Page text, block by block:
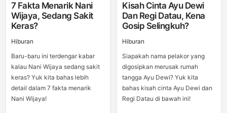
7 Fakta Menarik Nani
Wijaya, Sedang Sakit
Keras?
Hiburan
Baru-baru ini terdengar kabar
kalau Nani Wijaya sedang sakit
keras? Yuk kita bahas lebih
detail dalam 7 fakta menarik
Nani Wijaya!
Kisah Cinta Ayu Dewi
Dan Regi Datau, Kena
Gosip Selingkuh?
Hiburan
Siapakah nama pelakor yang
digosipkan merusak rumah
tangga Ayu Dewi? Yuk kita
bahas kisah cinta Ayu Dewi dan
Regi Datau di bawah ini!